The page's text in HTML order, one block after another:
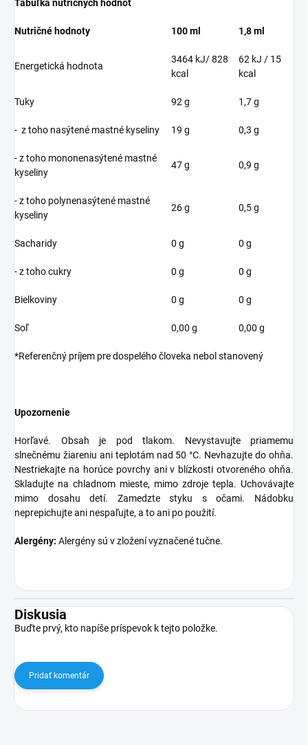
Tabuľka nutričných hodnôt
Nutričné hodnoty 100 ml 1,8 ml
Energetická hodnota
3464 kJ/ 828
kcal
62 kJ / 15
kcal
Tuky 92 g 1,7 g
- z toho nasýtené mastné kyseliny 19 g 0,3 g
- z toho mononenasýtené mastné
kyseliny
47 g 0,9 g
- z toho polynenasýtené mastné
kyseliny
26 g 0,5 g
Sacharidy 0 g 0 g
- z toho cukry 0 g 0 g
Bielkoviny 0 g 0 g
Soľ 0,00 g 0,00 g
*Referenčný príjem pre dospelého človeka nebol stanovený
Upozornenie
Horľavé. Obsah je pod tlakom. Nevystavujte priamemu
slnečnému žiareniu ani teplotám nad 50 °C. Nevhazujte do ohňa.
Nestriekajte na horúce povrchy ani v blízkosti otvoreného ohňa.
Skladujte na chladnom mieste, mimo zdroje tepla. Uchovávajte
mimo dosahu detí. Zamedzte styku s očami. Nádobku
neprepichujte ani nespaľujte, a to ani po použití.
Alergény: Alergény sú v zložení vyznačené tučne.
Diskusia
Buďte prvý, kto napíše príspevok k tejto položke.
Pridať komentár